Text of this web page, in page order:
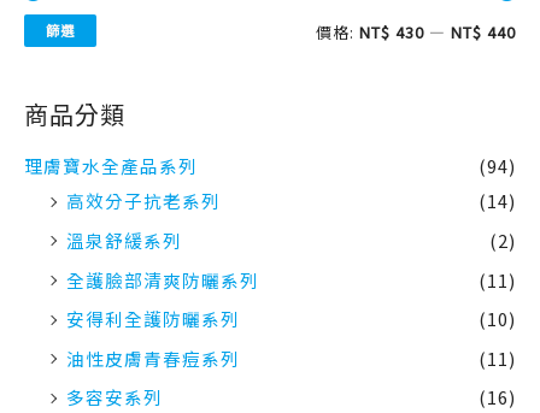
篩選 價格: NT$ 430 — NT$ 440
商品分類
理膚寶水全產品系列
(94)
高效分子抗老系列
(14)
溫泉舒緩系列
(2)
全護臉部清爽防曬系列
(11)
安得利全護防曬系列
(10)
油性皮膚青春痘系列
(11)
多容安系列
(16)